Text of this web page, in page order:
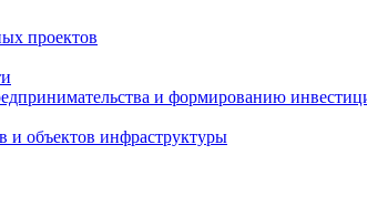
проектов
и формированию
и объектов инфраструктуры